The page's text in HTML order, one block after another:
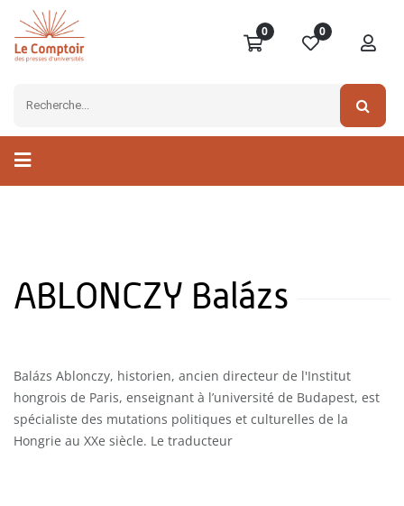
0 0
ABLONCZY Balázs
Balázs Ablonczy, historien, ancien directeur de l'Institut
hongrois de Paris, enseignant à l’université de Budapest, est
spécialiste des mutations politiques et culturelles de la
Hongrie au XXe siècle. Le traducteur